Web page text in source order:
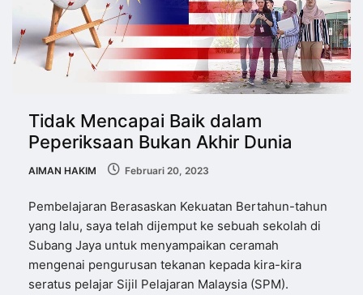
Tidak Mencapai Baik dalam
Peperiksaan Bukan Akhir Dunia
AIMAN HAKIM Februari 20, 2023
Pembelajaran Berasaskan Kekuatan Bertahun-tahun
yang lalu, saya telah dijemput ke sebuah sekolah di
Subang Jaya untuk menyampaikan ceramah
mengenai pengurusan tekanan kepada kira-kira
seratus pelajar Sijil Pelajaran Malaysia (SPM).